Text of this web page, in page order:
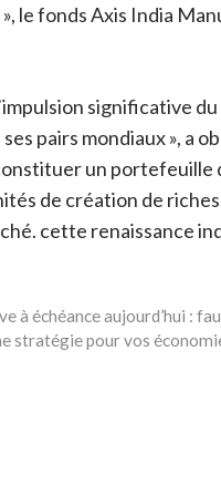
le fonds Axis India
significative
pairs mondiaux », a
un
de création de
cette renaissance
à échéance aujourd’hui :
stratégie pour vos